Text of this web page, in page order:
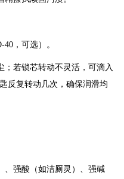
，可选）。
若锁芯转动不灵活，可滴入
反复转动几次，确保润滑均
强酸（如洁厕灵）、强碱